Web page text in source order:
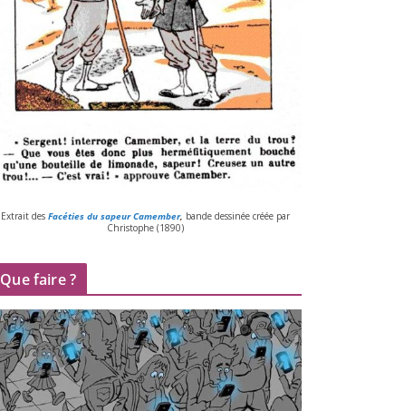
Extrait des Facéties du sapeur Camember, bande des­si­née créée par
Christophe (1890)
Que faire ?